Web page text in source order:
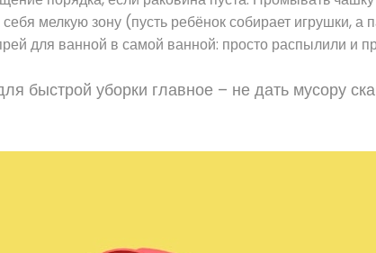
мелкую зону (пусть ребёнок собирает игрушки, а
для ванной в самой ванной: просто распылили и
быстрой уборки главное – не дать мусору